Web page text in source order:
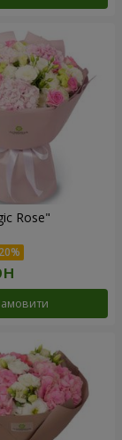
Rose"